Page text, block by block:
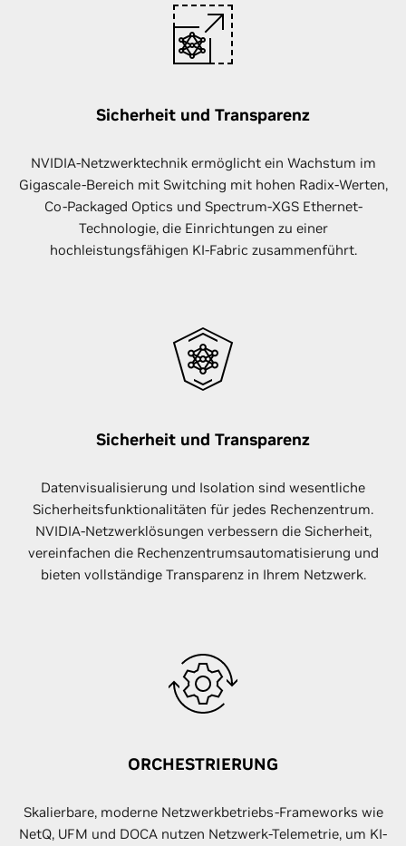
Sicherheit und Transparenz
NVIDIA-Netzwerktechnik ermöglicht ein Wachstum im
Gigascale-Bereich mit Switching mit hohen Radix-Werten,
Co-Packaged Optics und Spectrum-XGS Ethernet-
Technologie, die Einrichtungen zu einer
hochleistungsfähigen KI-Fabric zusammenführt.
Sicherheit und Transparenz
Datenvisualisierung und Isolation sind wesentliche
Sicherheitsfunktionalitäten für jedes Rechenzentrum.
NVIDIA-Netzwerklösungen verbessern die Sicherheit,
vereinfachen die Rechenzentrumsautomatisierung und
bieten vollständige Transparenz in Ihrem Netzwerk.
ORCHESTRIERUNG
Skalierbare, moderne Netzwerkbetriebs-Frameworks wie
NetQ, UFM und DOCA nutzen Netzwerk-Telemetrie, um KI-